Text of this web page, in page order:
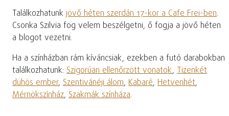
Találkozhatunkjövő héten szerdán 17-kor a Cafe Frei-ben.
Csonka Szilvia fog velem beszélgetni, ő fogja a jövő héten
a blogot vezetni.
Ha a színházban rám kíváncsiak, ezekben a futó darabokban
találkozhatunk: Szigorúan ellenőrzött vonatok, Tizenkét
dühös ember, Szentivánéji álom, Kabaré, Hetvenhét,
Mérnökszínház, Szakmák színháza.